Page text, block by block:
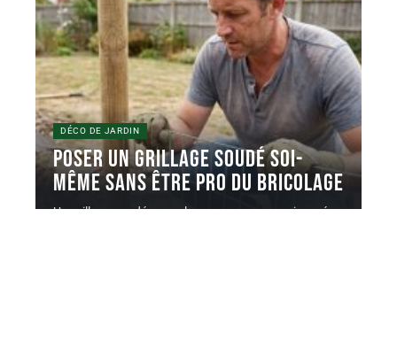
DÉCO DE JARDIN
Poser un grillage soudé soi-
même sans être pro du bricolage
Un grillage soudé en rouleau se pose en une journée